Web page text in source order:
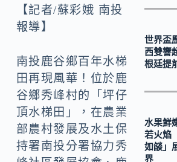
【記者/蘇彩娥 南投
報導】
南投鹿谷鄉百年水梯
田再現風華！位於鹿
谷鄉秀峰村的「坪仔
頂水梯田」，在農業
部農村發展及水土保
持署南投分署協力秀
世界盃
西雙響
根廷提
水果鮮
若火焰
如燄」
界